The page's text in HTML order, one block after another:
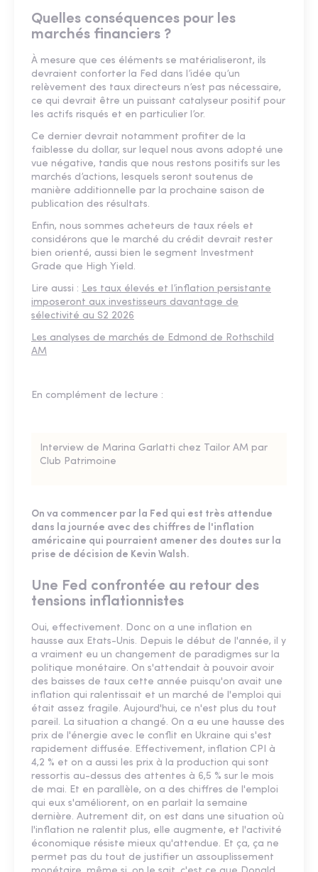
Quelles conséquences pour les
marchés financiers ?
À mesure que ces éléments se matérialiseront, ils
devraient conforter la Fed dans l’idée qu’un
relèvement des taux directeurs n’est pas nécessaire,
ce qui devrait être un puissant catalyseur positif pour
les actifs risqués et en particulier l’or.
Ce dernier devrait notamment profiter de la
faiblesse du dollar, sur lequel nous avons adopté une
vue négative, tandis que nous restons positifs sur les
marchés d’actions, lesquels seront soutenus de
manière additionnelle par la prochaine saison de
publication des résultats.
Enfin, nous sommes acheteurs de taux réels et
considérons que le marché du crédit devrait rester
bien orienté, aussi bien le segment Investment
Grade que High Yield.
Lire aussi : Les taux élevés et l’inflation persistante
imposeront aux investisseurs davantage de
sélectivité au S2 2026
Les analyses de marchés de Edmond de Rothschild
AM
En complément de lecture :
Interview de Marina Garlatti chez Tailor AM par
Club Patrimoine
On va commencer par la Fed qui est très attendue
dans la journée avec des chiffres de l'inflation
américaine qui pourraient amener des doutes sur la
prise de décision de Kevin Walsh.
Une Fed confrontée au retour des
tensions inflationnistes
Oui, effectivement. Donc on a une inflation en
hausse aux Etats-Unis. Depuis le début de l'année, il y
a vraiment eu un changement de paradigmes sur la
politique monétaire. On s'attendait à pouvoir avoir
des baisses de taux cette année puisqu'on avait une
inflation qui ralentissait et un marché de l'emploi qui
était assez fragile. Aujourd'hui, ce n'est plus du tout
pareil. La situation a changé. On a eu une hausse des
prix de l'énergie avec le conflit en Ukraine qui s'est
rapidement diffusée. Effectivement, inflation CPI à
4,2 % et on a aussi les prix à la production qui sont
ressortis au-dessus des attentes à 6,5 % sur le mois
de mai. Et en parallèle, on a des chiffres de l'emploi
qui eux s'améliorent, on en parlait la semaine
dernière. Autrement dit, on est dans une situation où
l'inflation ne ralentit plus, elle augmente, et l'activité
économique résiste mieux qu'attendue. Et ça, ça ne
permet pas du tout de justifier un assouplissement